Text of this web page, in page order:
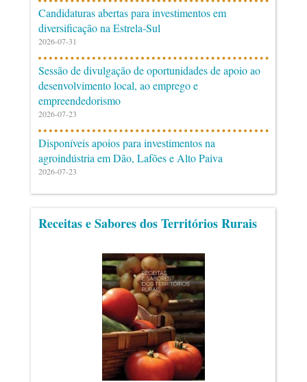
Candidaturas abertas para investimentos em
diversificação na Estrela-Sul
2026-07-31
Sessão de divulgação de oportunidades de apoio ao
desenvolvimento local, ao emprego e
empreendedorismo
2026-07-23
Disponíveis apoios para investimentos na
agroindústria em Dão, Lafões e Alto Paiva
2026-07-23
Receitas e Sabores dos Territórios Rurais